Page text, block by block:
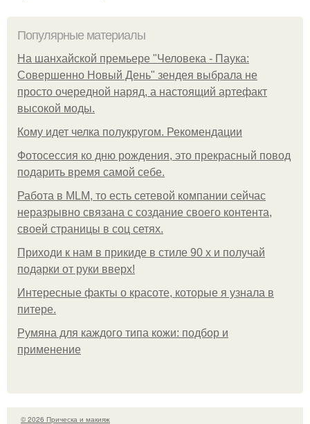
Популярные материалы
На шанхайской премьере "Человека - Паука:
Совершенно Новый День" зендея выбрала не
просто очередной наряд, а настоящий артефакт
высокой моды.
Кому идет челка полукругом. Рекомендации
Фотосессия ко дню рождения, это прекрасный повод
подарить время самой себе.
Работа в MLM, то есть сетевой компании сейчас
неразрывно связана с создание своего контента,
своей страницы в соц сетях.
Приходи к нам в прикиде в стиле 90 х и получай
подарки от руки вверх!
Интересные факты о красоте, которые я узнала в
питере.
Румяна для каждого типа кожи: подбор и
применение
© 2026 Прическа и макияж